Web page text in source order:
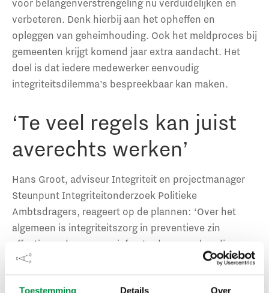
Toestemming Details Over
voor belangenverstrengeling nu verduidelijken en
verbeteren. Denk hierbij aan het opheffen en
opleggen van geheimhouding. Ook het meldproces bij
gemeenten krijgt komend jaar extra aandacht. Het
doel is dat iedere medewerker eenvoudig
integriteitsdilemma’s bespreekbaar kan maken.
‘Te veel regels kan juist
averechts werken’
Hans Groot, adviseur Integriteit en projectmanager
Steunpunt Integriteitonderzoek Politieke
Ambtsdragers, reageert op de plannen: ‘Over het
algemeen is integriteitszorg in preventieve zin
effectiever dan repressief optreden na schendingen.
Regels verduidelijken is belangrijk, maar alles dicht
timmeren met regels is niet mogelijk. Een veelheid